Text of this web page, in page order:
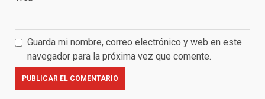
Guarda mi nombre, correo electrónico y web en este
navegador para la próxima vez que comente.